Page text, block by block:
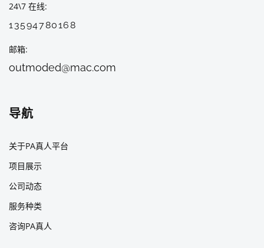
24\7 在线
13594780168
邮箱
outmoded@mac.com
导航
关于PA真人平台
项目展示
公司动态
服务种类
咨询PA真人